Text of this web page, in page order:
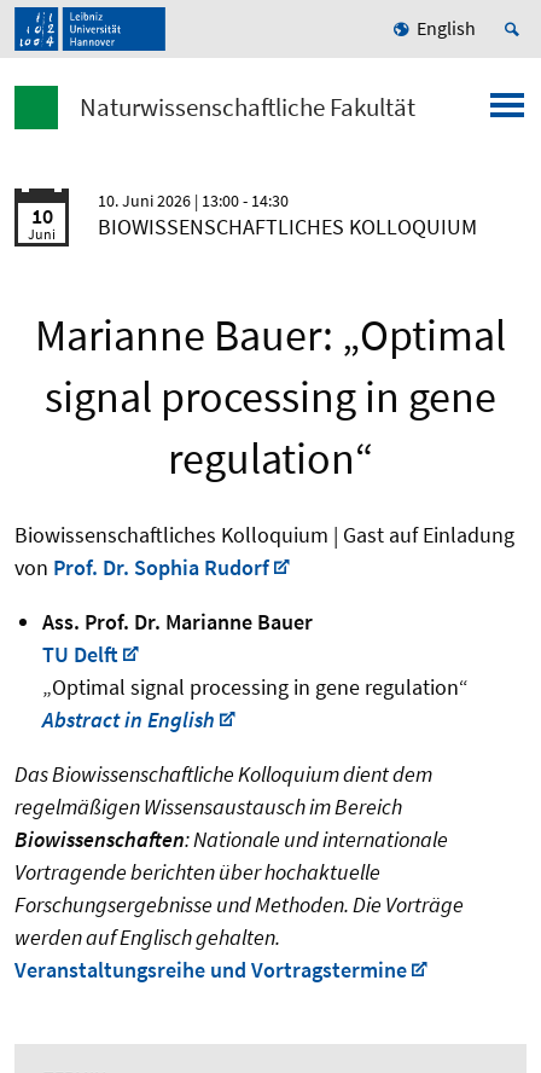
English
Naturwissenschaftliche Fakultät
10
Juni
10. Juni 2026 | 13:00 - 14:30
BIOWISSENSCHAFTLICHES KOLLOQUIUM
Marianne Bauer: „Optimal
signal processing in gene
regulation“
Biowissenschaftliches Kolloquium | Gast auf Einladung
von Prof. Dr. Sophia Rudorf
Ass. Prof. Dr. Marianne Bauer
TU Delft
„Optimal signal processing in gene regulation“
Abstract in English
Das Biowissenschaftliche Kolloquium dient dem
regelmäßigen Wissensaustausch im Bereich
Biowissenschaften: Nationale und internationale
Vortragende berichten über hochaktuelle
Forschungsergebnisse und Methoden. Die Vorträge
werden auf Englisch gehalten.
Veranstaltungsreihe und Vortragstermine